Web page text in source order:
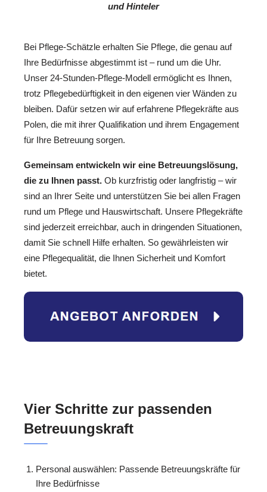
und Hinteler
Bei Pflege-Schätzle erhalten Sie Pflege, die genau auf
Ihre Bedürfnisse abgestimmt ist – rund um die Uhr.
Unser 24-Stunden-Pflege-Modell ermöglicht es Ihnen,
trotz Pflegebedürftigkeit in den eigenen vier Wänden zu
bleiben. Dafür setzen wir auf erfahrene Pflegekräfte aus
Polen, die mit ihrer Qualifikation und ihrem Engagement
für Ihre Betreuung sorgen.
Gemeinsam entwickeln wir eine Betreuungslösung,
die zu Ihnen passt. Ob kurzfristig oder langfristig – wir
sind an Ihrer Seite und unterstützen Sie bei allen Fragen
rund um Pflege und Hauswirtschaft. Unsere Pflegekräfte
sind jederzeit erreichbar, auch in dringenden Situationen,
damit Sie schnell Hilfe erhalten. So gewährleisten wir
eine Pflegequalität, die Ihnen Sicherheit und Komfort
bietet.
Vier Schritte zur passenden
Betreuungskraft
Personal auswählen: Passende Betreuungskräfte für
Ihre Bedürfnisse